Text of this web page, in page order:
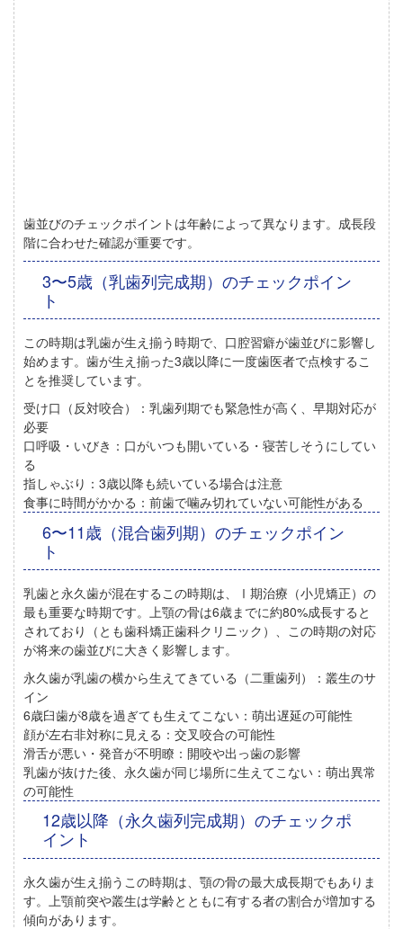
歯並びのチェックポイントは年齢によって異なります。成長段
階に合わせた確認が重要です。
3〜5歳（乳歯列完成期）のチェックポイン
ト
この時期は乳歯が生え揃う時期で、口腔習癖が歯並びに影響し
始めます。歯が生え揃った3歳以降に一度歯医者で点検するこ
とを推奨しています。
受け口（反対咬合）：乳歯列期でも緊急性が高く、早期対応が
必要
口呼吸・いびき： 口がいつも開いている・寝苦しそうにしてい
る
指しゃぶり：3歳以降も続いている場合は注意
食事に時間がかかる：前歯で噛み切れていない可能性がある
6〜11歳（混合歯列期）のチェックポイン
ト
乳歯と永久歯が混在するこの時期は、
Ⅰ期治療（小児矯正）の
最も重要な時期です。上顎の骨は6歳までに約80%成長すると
されており（とも歯科矯正歯科クリニック）、この時期の対応
が将来の歯並びに大きく影響します。
永久歯が乳歯の横から生えてきている（二重歯列）：叢生のサ
イン
6歳臼歯が8歳を過ぎても生えてこない：萌出遅延の可能性
顔が左右非対称に見える：交叉咬合の可能性
滑舌が悪い・発音が不明瞭： 開咬や出っ歯の影響
乳歯が抜けた後、永久歯が同じ場所に生えてこない：萌出異常
の可能性
12歳以降（永久歯列完成期）のチェックポ
イント
永久歯が生え揃うこの時期は、顎の骨の最大成長期でもありま
す。
上顎前突や叢生は学齢とともに有する者の割合が増加する
傾向があります。